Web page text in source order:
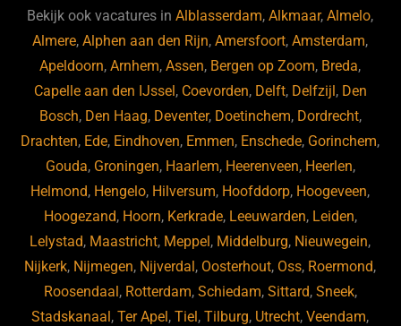
b
o
o
k
ky dI
n
Bekijk ook vacatures inAlblasserdam,Alkmaar,Almelo,
Almere,Alphen aan den Rijn,Amersfoort,Amsterdam,
Apeldoorn,Arnhem,Assen, Bergen op Zoom, Breda,
Capelle aan den IJssel , Coevorden, Delft, Delfzijl , Den
Bosch, Den Haag, Deventer, Doetinchem, Dordrecht,
Drachten, Ede, Eindhoven, Emmen, Enschede, Gorinchem,
Gouda, Groningen, Haarlem, Heerenveen, Heerlen,
Helmond, Hengelo, Hilversum, Hoofddorp, Hoogeveen,
Hoogezand, Hoorn, Kerkrade, Leeuwarden, Leiden,
Lelystad, Maastricht, Meppel , Middelburg, Nieuwegein,
Nijkerk, Nijmegen, Nijverdal , Oosterhout, Oss, Roermond,
Roosendaal , Rotterdam, Schiedam, Sittard, Sneek,
Stadskanaal ,Ter Apel ,Tiel ,Tilburg, Utrecht,Veendam,